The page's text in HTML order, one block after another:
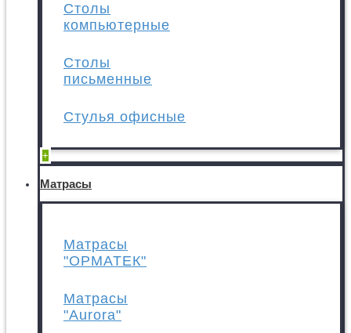
Столы
компьютерные
Столы
письменные
Стулья офисные
+
Матрасы
Матрасы
"ОРМАТЕК"
Матрасы
"Aurora"